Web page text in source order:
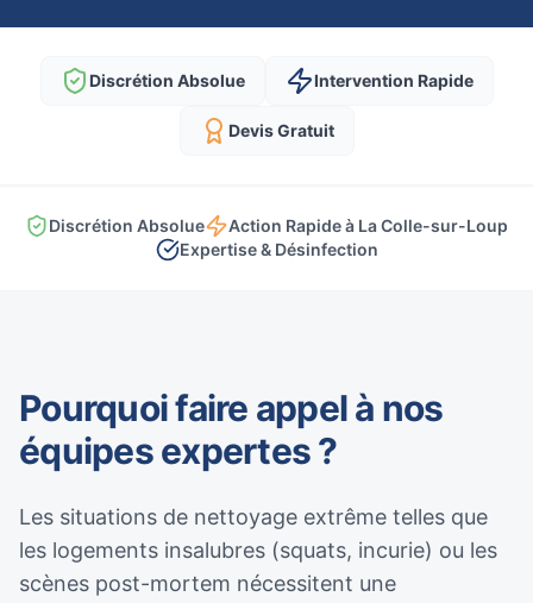
Discrétion Absolue Intervention Rapide
Devis Gratuit
Discrétion Absolue
Action Rapide à La Colle-sur-Loup
Expertise & Désinfection
Pourquoi faire appel à nos
équipes expertes ?
Les situations de nettoyage extrême telles que
les logements insalubres (squats, incurie) ou les
scènes post-mortem nécessitent une